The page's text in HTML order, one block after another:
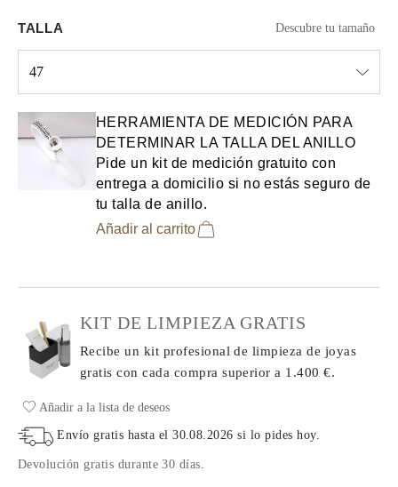
TALLA Descubre tu tamaño
47
HERRAMIENTA DE MEDICIÓN PARA
DETERMINAR LA TALLA DEL ANILLO
Pide un kit de medición gratuito con
entrega a domicilio si no estás seguro de
tu talla de anillo.
Añadir al carrito
KIT DE LIMPIEZA GRATIS
Recibe un kit profesional de limpieza de joyas
gratis con cada comprasuperior a 1.400 €.
Añadir a la lista de deseos
Envío gratis hasta el30.08.2026 si lo pides hoy.
Devolución gratis durante 30 días.